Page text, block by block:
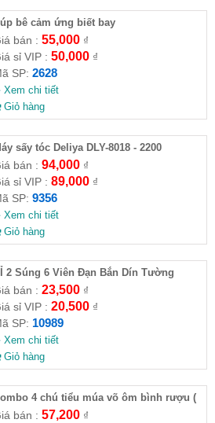
bê cảm ứng biết bay
bán : 55,000₫
sỉ VIP : 50,000₫
SP: 2628
Xem chi tiết
Giỏ hàng
sấy tóc Deliya DLY-8018 - 2200
bán : 94,000₫
sỉ VIP : 89,000₫
SP: 9356
Xem chi tiết
Giỏ hàng
2 Súng 6 Viên Đạn Bắn Dín Tường
bán : 23,500₫
sỉ VIP : 20,500₫
SP: 10989
Xem chi tiết
Giỏ hàng
4 chú tiểu múa võ ôm bình rượu (
) bán : 57,200₫